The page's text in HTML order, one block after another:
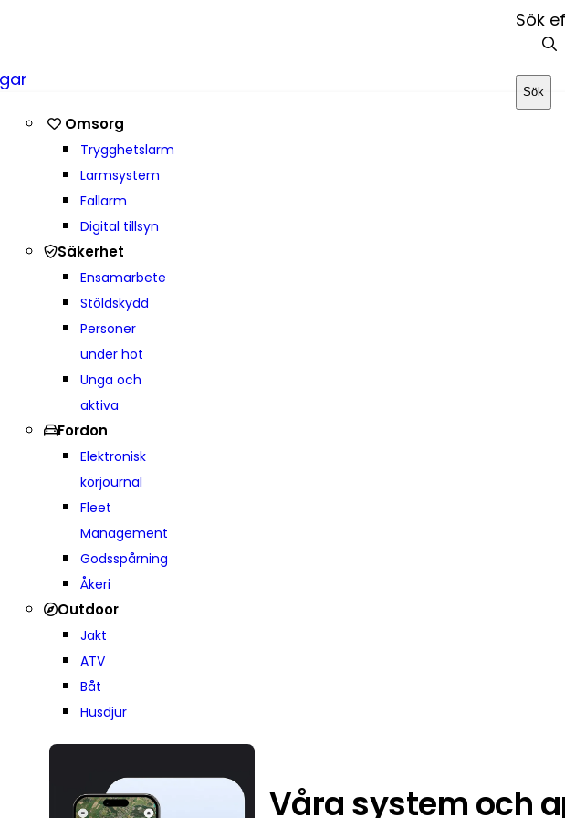
Sök
Sök
Omsorg
Trygghetslarm
Larmsystem
Fallarm
Digital tillsyn
Säkerhet
Ensamarbete
Stöldskydd
Personer
under hot
Unga och
aktiva
Fordon
Elektronisk
körjournal
Fleet
Management
Godsspårning
Åkeri
Outdoor
Jakt
ATV
Båt
Husdjur
Våra system och